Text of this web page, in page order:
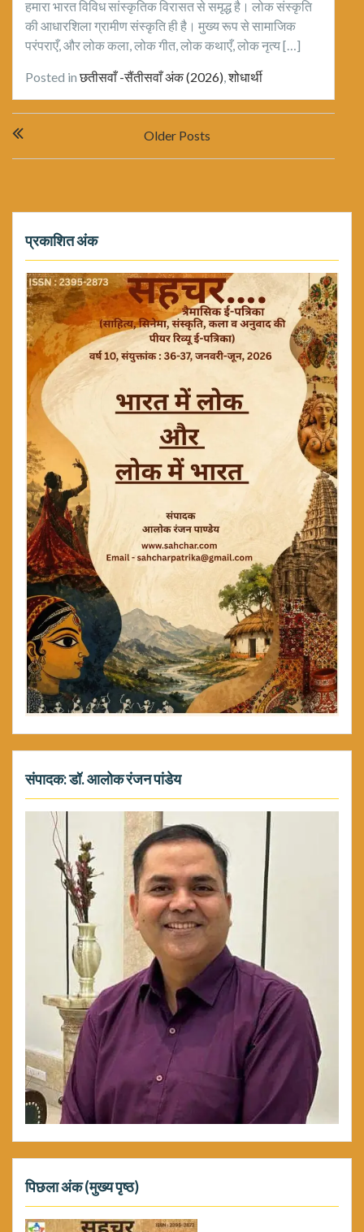
हमारा भारत विविध सांस्कृतिक विरासत से समृद्ध है। लोक संस्कृति
की आधारशिला ग्रामीण संस्कृति ही है। मुख्य रूप से सामाजिक
परंपराएँ, और लोक कला, लोक गीत, लोक कथाएँ, लोक नृत्य […]
Posted inछतीसवाँ -सैंतीसवाँ अंक (2026) ,शोधार्थी
navigation
Older Posts
प्रकाशित अंक
संपादक: डॉ. आलोक रंजन पांडेय
पिछला अंक (मुख्य पृष्ठ)